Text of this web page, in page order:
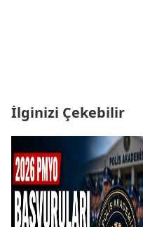
İlginizi Çekebilir